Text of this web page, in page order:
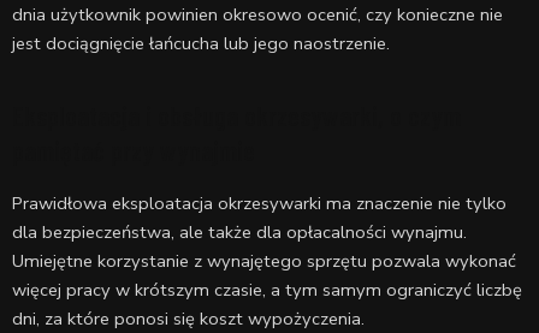
dnia użytkownik powinien okresowo ocenić, czy konieczne nie
jest dociągnięcie łańcucha lub jego naostrzenie.
Prawidłowa eksploatacja okrzesywarki ma znaczenie nie tylko
dla bezpieczeństwa, ale także dla opłacalności wynajmu.
Umiejętne korzystanie z wynajętego sprzętu pozwala wykonać
więcej pracy w krótszym czasie, a tym samym ograniczyć liczbę
dni, za które ponosi się koszt wypożyczenia.